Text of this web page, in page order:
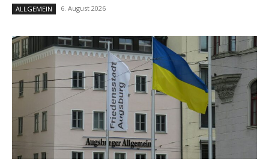
ALLGEMEIN 6. August 2026